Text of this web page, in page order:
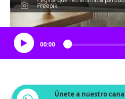
Freepik
Escucha el
00:00
Únete a nuestro